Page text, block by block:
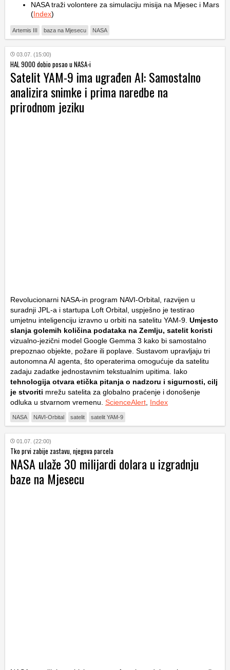
NASA traži volontere za simulaciju misija na Mjesec i Mars
(Index)
Artemis III baza na Mjesecu NASA
03.07. (15:00)
HAL 9000 dobio posao u NASA-i
Satelit YAM-9 ima ugrađen AI: Samostalno
analizira snimke i prima naredbe na
prirodnom jeziku
Revolucionarni NASA-in program NAVI-Orbital, razvijen u
suradnji JPL-a i startupa Loft Orbital, uspješno je testirao
umjetnu inteligenciju izravno u orbiti na satelitu YAM-9. Umjesto
slanja golemih količina podataka na Zemlju, satelit koristi
vizualno-jezični model Google Gemma 3 kako bi samostalno
prepoznao objekte, požare ili poplave. Sustavom upravljaju tri
autonomna AI agenta, što operaterima omogućuje da satelitu
zadaju zadatke jednostavnim tekstualnim upitima. Iako
tehnologija otvara etička pitanja o nadzoru i sigurnosti, cilj
je stvoriti mrežu satelita za globalno praćenje i donošenje
odluka u stvarnom vremenu. ScienceAlert, Index
NASA NAVI-Orbital satelit satelit YAM-9
01.07. (22:00)
Tko prvi zabije zastavu, njegova parcela
NASA ulaže 30 milijardi dolara u izgradnju
baze na Mjesecu